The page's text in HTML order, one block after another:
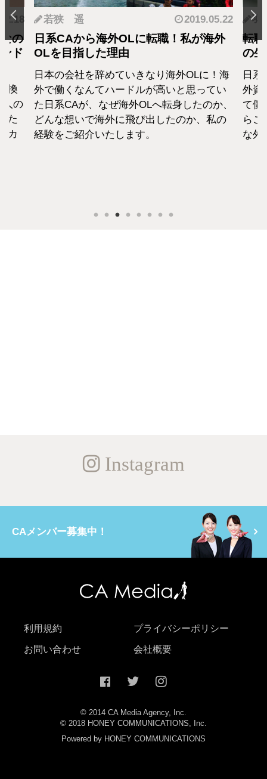
の
ド
換
人の
た
カ
若狭 遥 2019.05.22
日系CAから海外OLに転職！私が海外
OLを目指した理由
日本の会社を辞めていきなり海外OLに！海
外で働くなんてハードルが高いと思ってい
た日系CAが、なぜ海外OLへ転身したのか、
どんな想いで海外に飛び出したのか、私の
経験をご紹介いたします。
羽
転
の
日
外資
て働
らこ
な外
Instagram
CAメンバー募集中！
利用規約 プライバシーポリシー
お問い合わせ 会社概要
© 2014 CA Media Agency, Inc.
© 2018 HONEY COMMUNICATIONS, Inc.
Powered by HONEY COMMUNICATIONS